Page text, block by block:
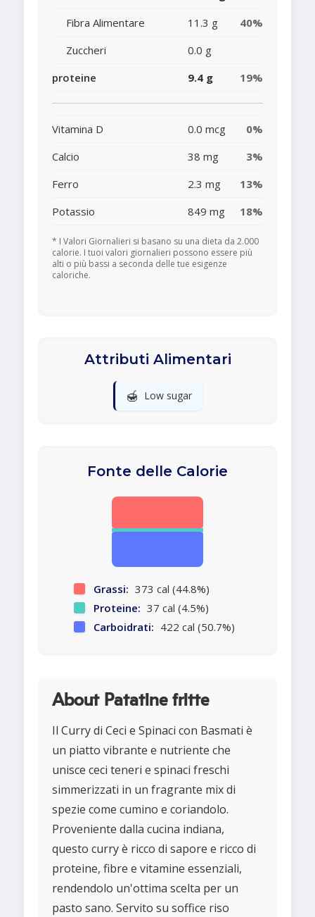
Fibra Alimentare
11.3 g
40%
Zuccheri
0.0 g
proteine
9.4 g 19%
Vitamina D 0.0 mcg
0%
Calcio
38 mg
3%
Ferro
2.3 mg
13%
Potassio
849 mg 18%
* I Valori Giornalieri si basano su una dieta da 2.000
calorie. I tuoi valori giornalieri possono essere più
alti o più bassi a seconda delle tue esigenze
caloriche.
Attributi Alimentari
🍯 Low sugar
Fonte delle Calorie
Grassi: 373 cal (44.8%)
Proteine: 37 cal (4.5%)
Carboidrati: 422 cal (50.7%)
About Patatine fritte
Il Curry di Ceci e Spinaci con Basmati è
un piatto vibrante e nutriente che
unisce ceci teneri e spinaci freschi
simmerizzati in un fragrante mix di
spezie come cumino e coriandolo.
Proveniente dalla cucina indiana,
questo curry è ricco di sapore e ricco di
proteine, fibre e vitamine essenziali,
rendendolo un'ottima scelta per un
pasto sano. Servito su soffice riso